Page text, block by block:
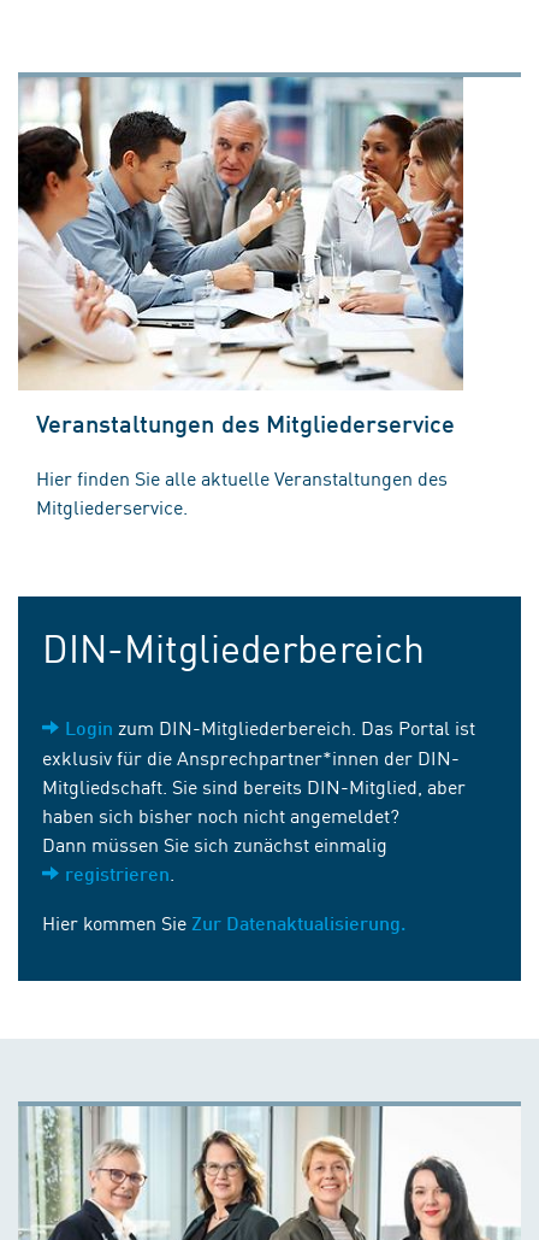
Veranstaltungen des Mitgliederservice
Hier finden Sie alle aktuelle Veranstaltungen des
Mitgliederservice.
DIN-Mitgliederbereich
Login zum DIN-Mitgliederbereich. Das Portal ist
exklusiv für die Ansprechpartner*innen der DIN-
Mitgliedschaft. Sie sind bereits DIN-Mitglied, aber
haben sich bisher noch nicht angemeldet?
Dann müssen Sie sich zunächst einmalig
registrieren
Hier kommen Sie Zur Datenaktualisierung.